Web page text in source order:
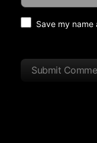
Save my
Submit